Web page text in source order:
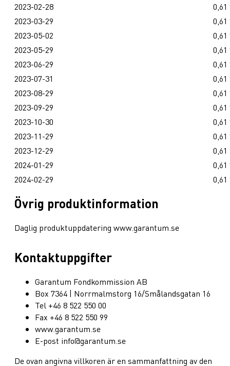
2023-02-28
0,61
2023-03-29
0,61
2023-05-02
0,61
2023-05-29
0,61
2023-06-29
0,61
2023-07-31
0,61
2023-08-29
0,61
2023-09-29
0,61
2023-10-30
0,61
2023-11-29
0,61
2023-12-29
0,61
2024-01-29
0,61
2024-02-29
0,61
Övrig produktinformation
Daglig produktuppdatering www.garantum.se
Kontaktuppgifter
Garantum Fondkommission AB
Box 7364 | Norrmalmstorg 16/Smålandsgatan 16
Tel +46 8 522 550 00
Fax +46 8 522 550 99
www.garantum.se
E-post info@garantum.se
De ovan angivna villkoren är en sammanfattning av den